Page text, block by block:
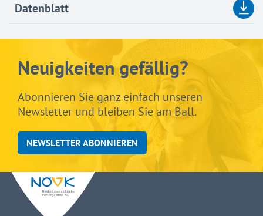
Datenblatt
Neuigkeiten gefällig?
Abonnieren Sie ganz einfach unseren
Newsletter und bleiben Sie am Ball.
NEWSLETTER ABONNIEREN